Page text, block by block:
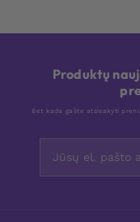
Produktų
Bet kada galite atsisakyti